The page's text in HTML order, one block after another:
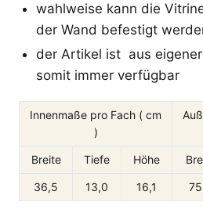
wahlweise kann die
der Wand befestigt
der Artikel ist aus
somit immer verfügbar
Innenmaße pro Fach ( cm
)
Breite
Tiefe Höhe
36,5 13,0 16,1